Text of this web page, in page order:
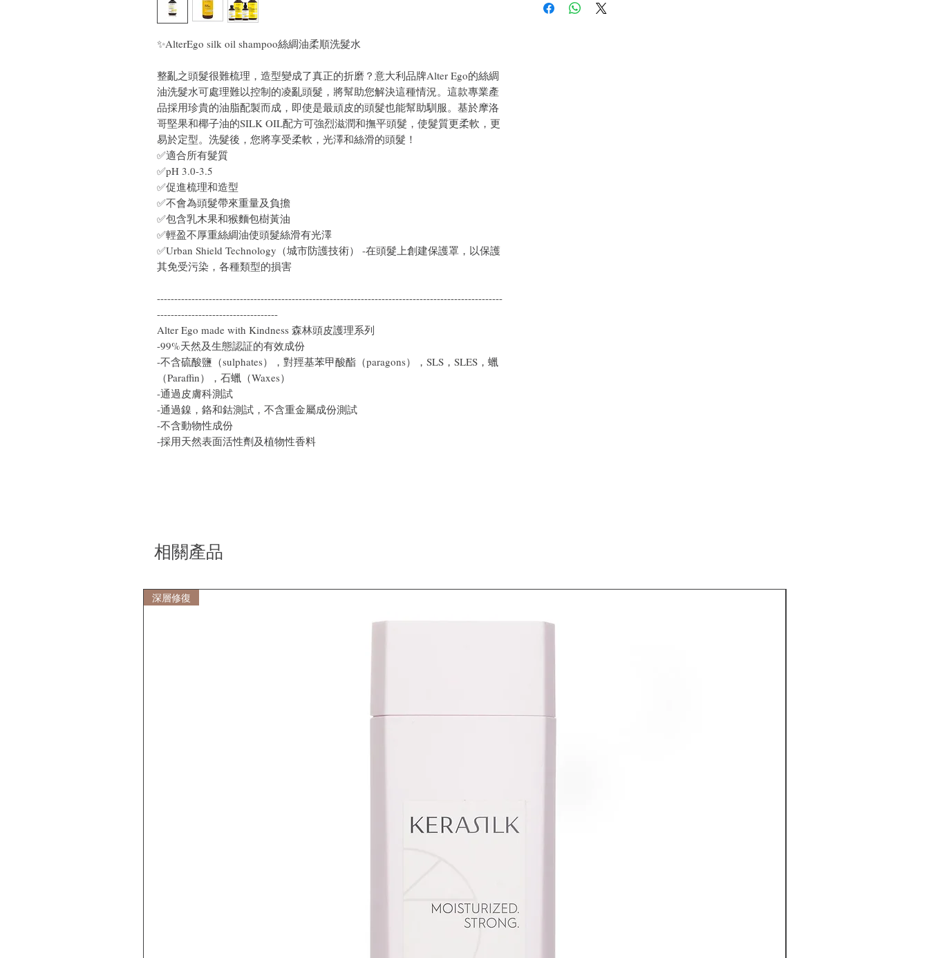
✨AlterEgo silk oil shampoo絲綢油柔順洗髮水
整亂之頭髮很難梳理，造型變成了真正的折磨？意大利品牌Alter Ego的絲綢
油洗髮水可處理難以控制的凌亂頭髮，將幫助您解決這種情況。這款專業產
品採用珍貴的油脂配製而成，即使是最頑皮的頭髮也能幫助馴服。基於摩洛
哥堅果和椰子油的SILK OIL配方可強烈滋潤和撫平頭髮，使髮質更柔軟，更
易於定型。洗髮後，您將享受柔軟，光澤和絲滑的頭髮！
✅適合所有髮質
✅pH 3.0-3.5
✅促進梳理和造型
✅不會為頭髮帶來重量及負擔
✅包含乳木果和猴麵包樹黃油
✅輕盈不厚重絲綢油使頭髮絲滑有光澤
✅Urban Shield Technology（城市防護技術） -在頭髮上創建保護罩，以保護
其免受污染，各種類型的損害
----------------------------------------------------------------------------------------------------
-----------------------------------
Alter Ego made with Kindness 森林頭皮護理系列
-99%天然及生態認証的有效成份
-不含硫酸鹽（sulphates），對羥基苯甲酸酯（paragons），SLS，SLES，蠟
（Paraffin），石蠟（Waxes）
-通過皮膚科測試
-通過鎳，鉻和鈷測試，不含重金屬成份測試
-不含動物性成份
-採用天然表面活性劑及植物性香料
戶。首先，您需要在收到我們的產品後的前7天內通過電子郵
相關產品
深層修復